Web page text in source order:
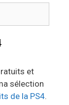
et
sélection
de la PS4.